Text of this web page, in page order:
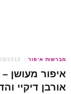
מברשות איפור 2013
איפור מעושן
אורבן דיקיי